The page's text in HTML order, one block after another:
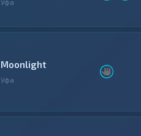
Уфа
Moonlight
Уфа